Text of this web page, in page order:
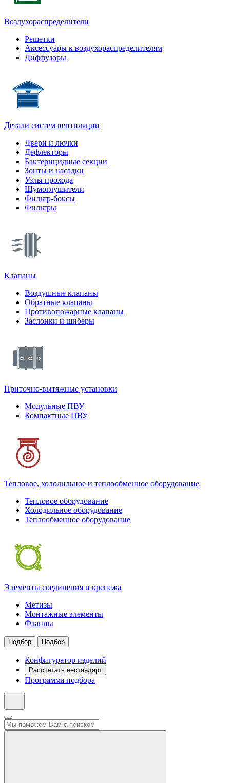
Воздухораспределители
Решетки
Аксессуары к воздухораспределителям
Диффузоры
Детали систем вентиляции
Двери и лючки
Дефлекторы
Бактерицидные секции
Зонты и насадки
Узлы прохода
Шумоглушители
Фильтр-боксы
Фильтры
Клапаны
Воздушные клапаны
Обратные клапаны
Противопожарные клапаны
Заслонки и шиберы
Приточно-вытяжные установки
Модульные ПВУ
Компактные ПВУ
Тепловое, холодильное и теплообменное оборудование
Тепловое оборудование
Холодильное оборудование
Теплообменное оборудование
Элементы соединения и крепежа
Метизы
Монтажные элементы
Фланцы
Подбор Подбор
Конфигуратор изделий
Рассчитать нестандарт
Программа подбора